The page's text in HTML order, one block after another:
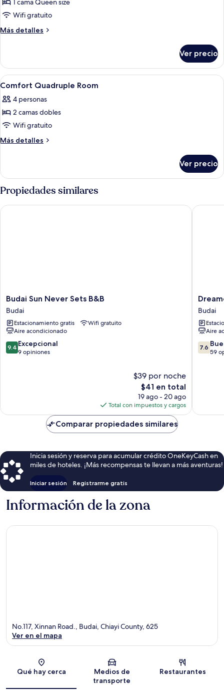
fotos
de
Standard
1 cama Queen size
Wifi gratuito
Más detalles
Más
Double
Room
Ver precio
Abrir
todas
las
fotos
de
Comfort
Escritorio, cortinas blackout, wifi
5
Comfort Quadruple Room
4 personas
2 camas dobles
Wifi gratuito
Más detalles
Más
Quadruple
Room
Ver precio
Propiedades similares
Budai
Sun
Never
Sets
B&B
Budai
Budai Sun Never Sets B&B
Budai
Estacionamiento gratis
Wifi gratuito
Aire acondicionado
9.4
de
9.4 Excepcional
9 opiniones
$39 por noche
El
precio
actual
es
de
$41
$41 en total
19 ago - 20 ago
Total con impuestos y cargos
Budai Sun Never Sets B&B
Hotel
Budai
Budai
Aire
7.6
de
7.6
59
Comparar propiedades similares
Inicia sesión y reserva para acumular crédito OneKeyCash en
miles de hoteles. ¡Más recompensas te llevan a más aventuras!
Iniciar sesión Registrarme gratis
Información de la zona
Sección del mapa
No.117, Xinnan Road., Budai, Chiayi County, 625
Ver en el mapa
Qué hay cerca
Medios de
transporte
Restaurantes